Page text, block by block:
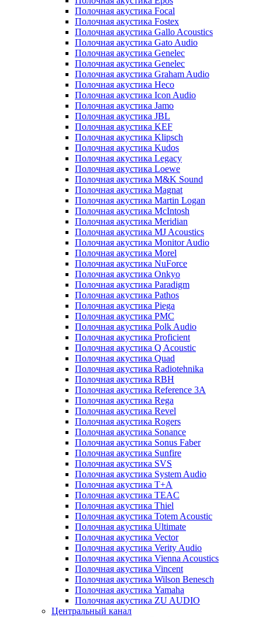
Полочная акустика Focal
Полочная акустика Fostex
Полочная акустика Gallo Acoustics
Полочная акустика Gato Audio
Полочная акустика Genelec
Полочная акустика Genelec
Полочная акустика Graham Audio
Полочная акустика Heco
Полочная акустика Icon Audio
Полочная акустика Jamo
Полочная акустика JBL
Полочная акустика KEF
Полочная акустика Klipsch
Полочная акустика Kudos
Полочная акустика Legacy
Полочная акустика Loewe
Полочная акустика M&K Sound
Полочная акустика Magnat
Полочная акустика Martin Logan
Полочная акустика McIntosh
Полочная акустика Meridian
Полочная акустика MJ Acoustics
Полочная акустика Monitor Audio
Полочная акустика Morel
Полочная акустика NuForce
Полочная акустика Onkyo
Полочная акустика Paradigm
Полочная акустика Pathos
Полочная акустика Piega
Полочная акустика PMC
Полочная акустика Polk Audio
Полочная акустика Proficient
Полочная акустика Q Acoustic
Полочная акустика Quad
Полочная акустика Radiotehnika
Полочная акустика RBH
Полочная акустика Reference 3A
Полочная акустика Rega
Полочная акустика Revel
Полочная акустика Rogers
Полочная акустика Sonance
Полочная акустика Sonus Faber
Полочная акустика Sunfire
Полочная акустика SVS
Полочная акустика System Audio
Полочная акустика T+A
Полочная акустика TEAC
Полочная акустика Thiel
Полочная акустика Totem Acoustic
Полочная акустика Ultimate
Полочная акустика Vector
Полочная акустика Verity Audio
Полочная акустика Vienna Acoustics
Полочная акустика Vincent
Полочная акустика Wilson Benesch
Полочная акустика Yamaha
Полочная акустика ZU AUDIO
Центральный канал